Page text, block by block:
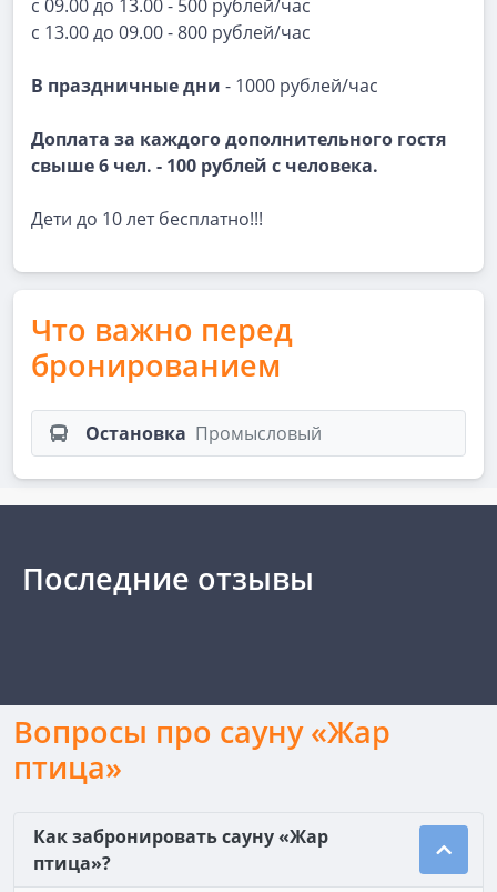
с 09.00 до 13.00 - 500 рублей/час
с 13.00 до 09.00 - 800 рублей/час
В праздничные дни - 1000 рублей/час
Доплата за каждого дополнительного гостя
свыше 6 чел. - 100 рублей с человека.
Дети до 10 лет бесплатно!!!
Что важно перед
бронированием
Остановка Промысловый
Последние отзывы
Вопросы про сауну «Жар
птица»
Как забронировать сауну «Жар
птица»?